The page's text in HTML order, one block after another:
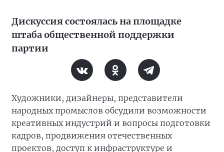
Дискуссия состоялась на площадке
штаба общественной поддержки
партии
Художники, дизайнеры, представители
народных промыслов обсудили возможности
креативных индустрий и вопросы подготовки
кадров, продвижения отечественных
проектов, доступ к инфраструктуре и